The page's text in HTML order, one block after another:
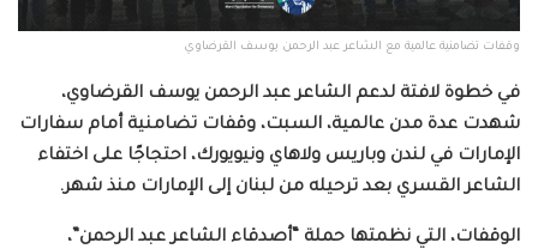
وقفات تضامنية عالمية مع الشاعر عبد الرحمن يوسف القرضاوي
في خطوة لافتة لدعم الشاعر عبد الرحمن يوسف القرضاوي،
شهدت عدة مدن عالمية، السبت، وقفات تضامنية أمام سفارات
الإمارات في لندن وباريس ولاهاي ونيويورك، احتجاجًا على اختفاء
الشاعر القسري بعد ترحيله من لبنان إلى الإمارات منذ شهر.
الوقفات، التي نظمتها حملة “أصدقاء الشاعر عبد الرحمن”،